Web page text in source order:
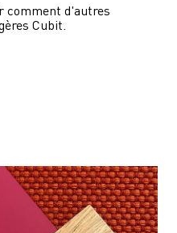
comment d'autres
Cubit.